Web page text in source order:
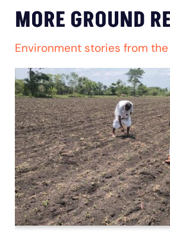
MORE GROUND
Environment stories from